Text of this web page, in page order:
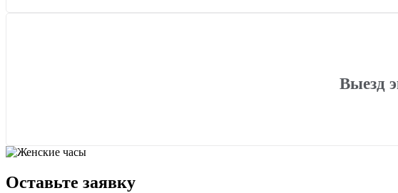
Выезд
Оставьте заявку